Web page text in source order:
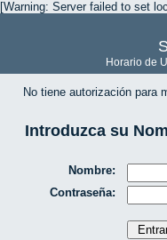
[Warning: Server failed to set
Horario de
No tiene autorización para
Introduzca su
Nombre:
Contraseña: